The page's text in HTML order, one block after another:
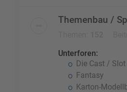
Themenbau /
Unterforen:
Die Cast / Slot
Fantasy
Karton-